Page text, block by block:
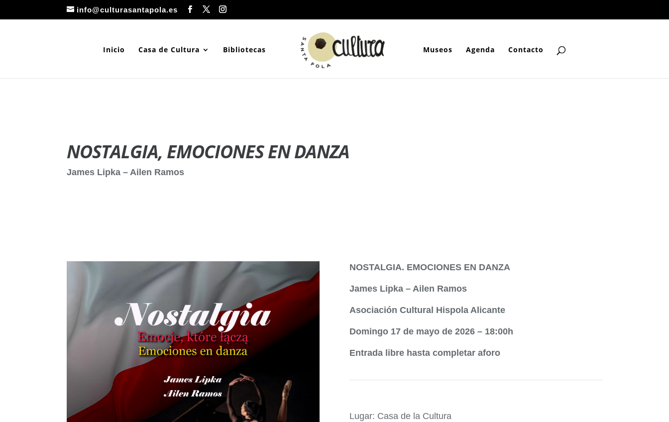
info@culturasantapola.es
Inicio Casa de Cultura Bibliotecas Museos Agenda Contacto
NOSTALGIA, EMOCIONES EN DANZA
James Lipka – Ailen Ramos
NOSTALGIA. EMOCIONES EN DANZA
James Lipka – Ailen Ramos
Asociación Cultural Hispola Alicante
Domingo 17 de mayo de 2026 – 18:00h
Entrada libre hasta completar aforo
Lugar: Casa de la Cultura